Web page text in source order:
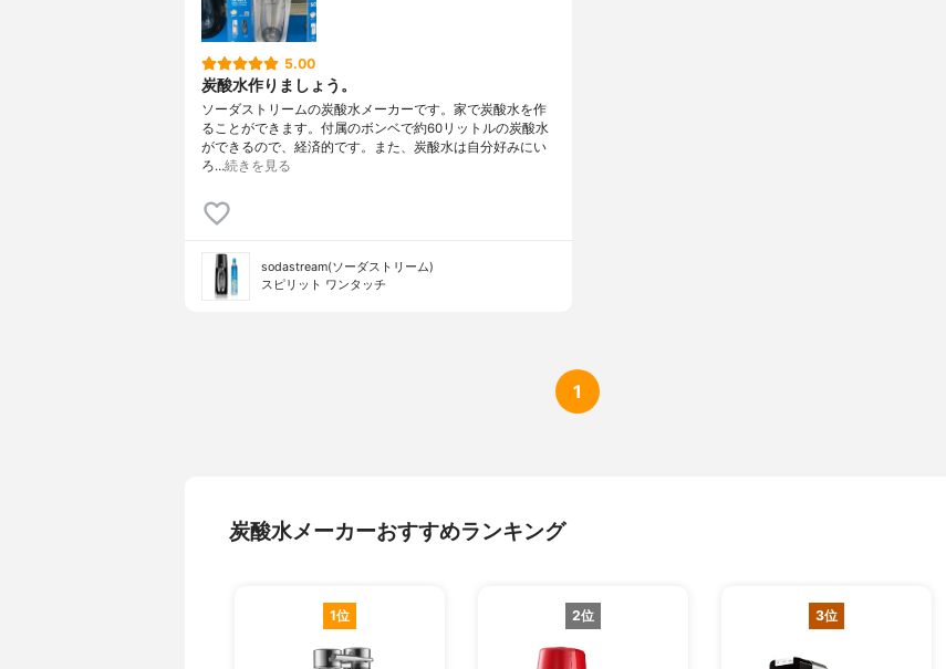
5.00
炭酸水作りましょう。
ソーダストリームの炭酸水メーカーです。家で炭酸水を作
ることができます。付属のボンベで約60リットルの炭酸水
ができるので、経済的です。また、炭酸水は自分好みにい
ろ…続きを見る
sodastream(ソーダストリーム)
スピリット ワンタッチ
1
炭酸水メーカーおすすめランキング
1位 2位 3位